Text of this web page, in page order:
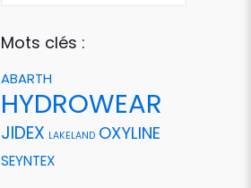
Mots clés :
ABARTH
HYDROWEAR
JIDEX LAKELAND OXYLINE
SEYNTEX